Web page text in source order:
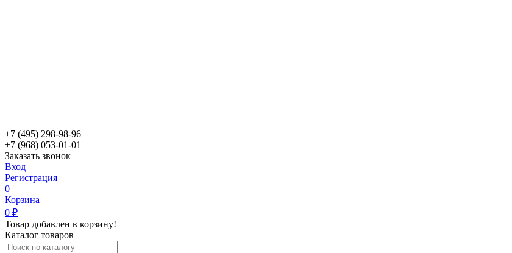
+7 (495) 298-98-96
+7 (968) 053-01-01
Заказать звонок
Вход
Регистрация
0
Корзина
0 ₽
Товар добавлен в корзину!
Каталог товаров